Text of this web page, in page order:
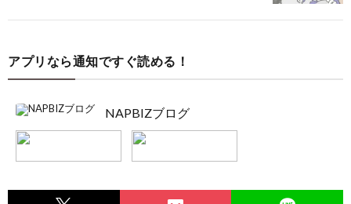
アプリなら通知ですぐ読める！
NAPBIZブログ